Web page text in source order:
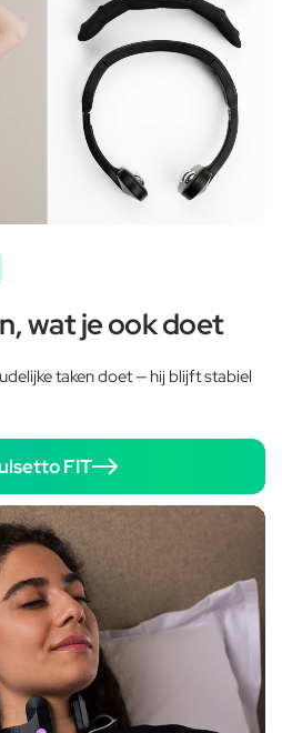
wat je ook doet
taken doet — hij blijft stabiel
FIT